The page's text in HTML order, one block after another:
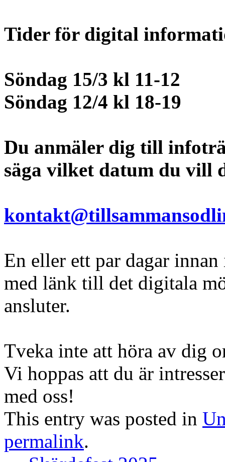
Tider för digital
Söndag 15/3 kl 11-12
Söndag 12/4 kl 18-19
Du anmäler dig till
säga vilket datum du vill
En eller ett par dagar
med länk till det digitala
ansluter.
Tveka inte att höra av dig
Vi hoppas att du är
med oss!
This entry was posted in
permalink.